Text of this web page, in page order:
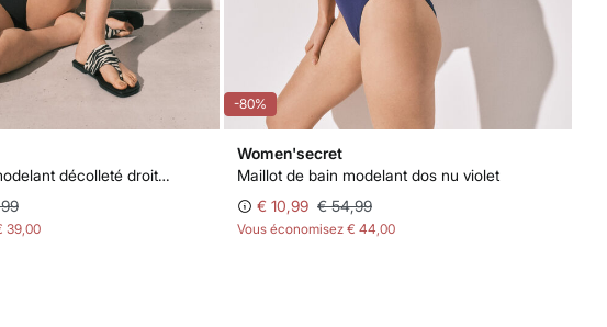
Maillot de bain modelant décolleté droit noir
39,00
-80%
Women'secret
Maillot de bain modelant dos nu violet
€ 10,99 € 54,99
Vous économisez € 44,00